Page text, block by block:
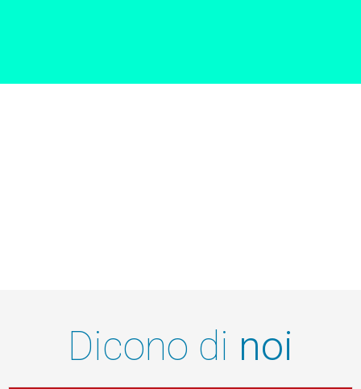
Dicono di noi